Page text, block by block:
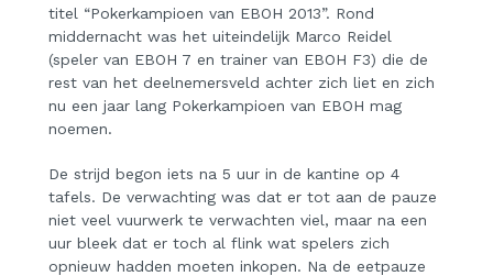
titel “Pokerkampioen van EBOH 2013”. Rond
middernacht was het uiteindelijk Marco Reidel
(speler van EBOH 7 en trainer van EBOH F3) die de
rest van het deelnemersveld achter zich liet en zich
nu een jaar lang Pokerkampioen van EBOH mag
noemen.
De strijd begon iets na 5 uur in de kantine op 4
tafels. De verwachting was dat er tot aan de pauze
niet veel vuurwerk te verwachten viel, maar na een
uur bleek dat er toch al flink wat spelers zich
opnieuw hadden moeten inkopen. Na de eetpauze